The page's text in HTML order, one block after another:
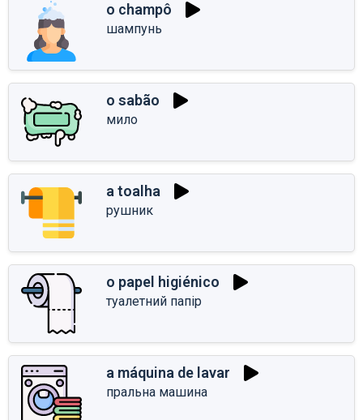
o champô
шампунь
o sabão
мило
a toalha
рушник
o papel higiénico
туалетний папір
a máquina de lavar
пральна машина